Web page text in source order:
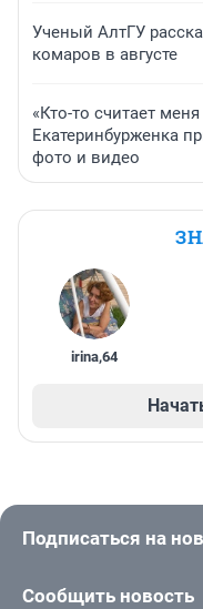
Ученый АлтГУ
комаров в августе
«Кто-то считает
Екатеринбурженка
фото и видео
irina,64
Подписаться на
Сообщить новость